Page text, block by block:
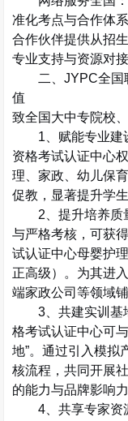
准化考点与合作体
合作伙伴提供从招
专业支持与资源对接
二、JYPC全国
值
致全国大中专院校
1 、赋能专业
资格考试认证中心
理、家政、幼儿保
促教，显著提升学
2 、提升培养
与严格考核，可获
试认证中心母婴护
正高级）。为其进
端家政公司等领域
3 、共建实训
格考试认证中心可
地”。通过引入模拟
核流程，共同开展
的能力与品牌影响力
4 、共享专家